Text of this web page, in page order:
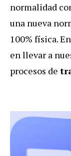
normalidad
una nueva
100% física.
en llevar a
procesos de